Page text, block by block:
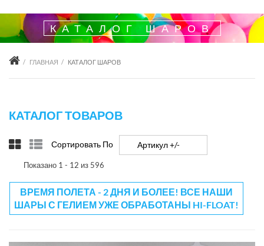
КАТАЛОГ ШАРОВ
ГЛАВНАЯ КАТАЛОГ ШАРОВ
КАТАЛОГ ТОВАРОВ
Сортировать По Артикул +/-
Показано 1 - 12 из 596
ВРЕМЯ ПОЛЕТА - 2 ДНЯ И БОЛЕЕ! ВСЕ НАШИ
ШАРЫ С ГЕЛИЕМ УЖЕ ОБРАБОТАНЫ HI-FLOAT!